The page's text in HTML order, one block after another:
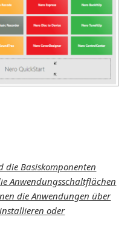
die Basiskomponenten
Anwendungsschaltflächen
die Anwendungen über
oder